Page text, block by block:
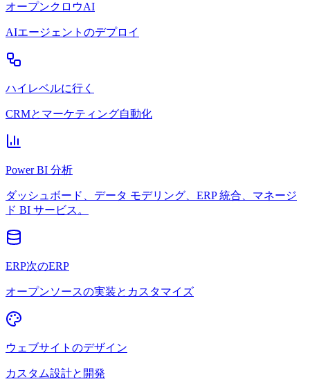
オープンクロウAI
AIエージェントのデプロイ
ハイレベルに行く
CRMとマーケティング自動化
Power BI 分析
ダッシュボード、データ モデリング、ERP 統合、マネージ
ド BI サービス。
ERP次のERP
オープンソースの実装とカスタマイズ
ウェブサイトのデザイン
カスタム設計と開発